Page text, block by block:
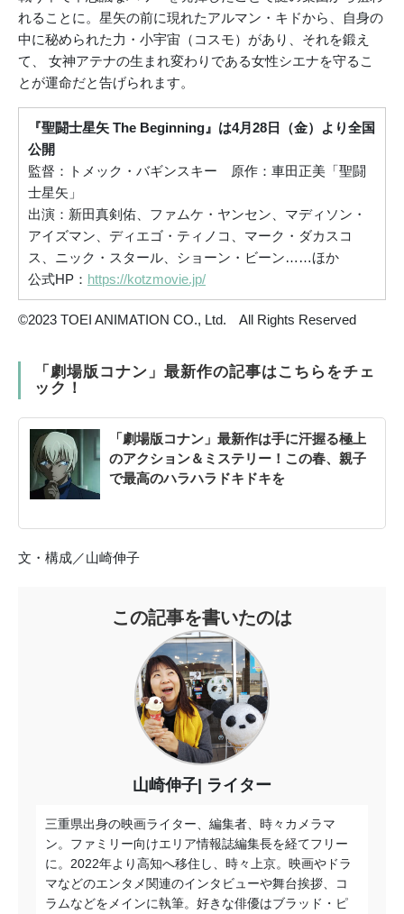
れることに。星矢の前に現れたアルマン・キドから、自身の
中に秘められた力・小宇宙（コスモ）があり、それを鍛え
て、 女神アテナの生まれ変わりである女性シエナを守るこ
とが運命だと告げられます。
『聖闘士星矢 The Beginning』は4月28日（金）より全国
公開
監督：トメック・バギンスキー 原作：車田正美「聖闘
士星矢」
出演：新田真剣佑、ファムケ・ヤンセン、マディソン・
アイズマン、ディエゴ・ティノコ、マーク・ダカスコ
ス、ニック・スタール、ショーン・ビーン……ほか
公式HP： https://kotzmovie.jp/
©2023 TOEI ANIMATION CO., Ltd. All Rights Reserved
「劇場版コナン」最新作の記事はこちらをチェ
ック！
「劇場版コナン」最新作は手に汗握る極上
のアクション＆ミステリー！この春、親子
で最高のハラハラドキドキを
文・構成／山崎伸子
この記事を書いたのは
山崎伸子 ライター
三重県出身の映画ライター、編集者、時々カメラマ
ン。ファミリー向けエリア情報誌編集長を経てフリー
に。2022年より高知へ移住し、時々上京。映画やドラ
マなどのエンタメ関連のインタビューや舞台挨拶、コ
ラムなどをメインに執筆。好きな俳優はブラッド・ピ